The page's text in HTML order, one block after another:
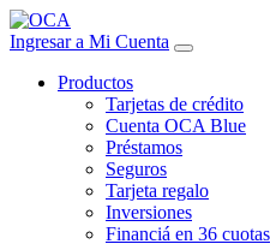
Ingresar a Mi Cuenta
Productos
Tarjetas de crédito
Cuenta OCA Blue
Préstamos
Seguros
Tarjeta regalo
Inversiones
Financiá en 36 cuotas